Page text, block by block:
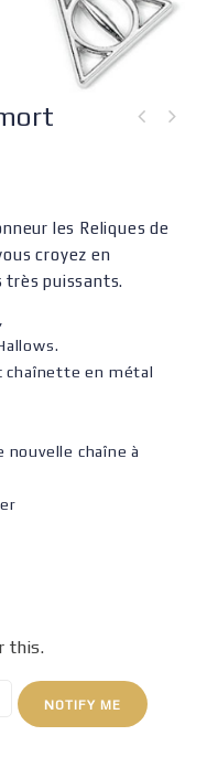
les Reliques de
croyez en
très puissants.
chaînette en métal
nouvelle chaîne à
this.
NOTIFY ME